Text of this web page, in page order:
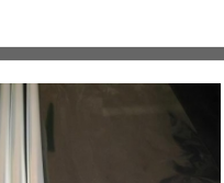
38(098) 103-31-31